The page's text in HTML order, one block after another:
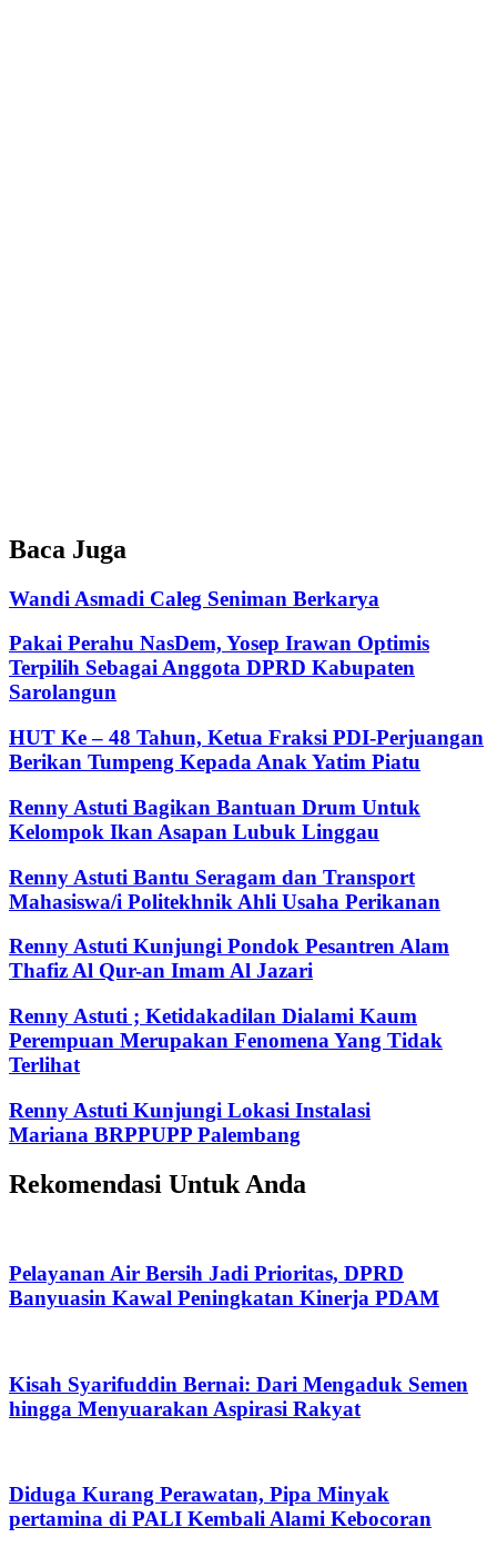
Baca Juga
Wandi Asmadi Caleg Seniman Berkarya
Pakai Perahu NasDem, Yosep Irawan Optimis
Terpilih Sebagai Anggota DPRD Kabupaten
Sarolangun
HUT Ke – 48 Tahun, Ketua Fraksi PDI-Perjuangan
Berikan Tumpeng Kepada Anak Yatim Piatu
Renny Astuti Bagikan Bantuan Drum Untuk
Kelompok Ikan Asapan Lubuk Linggau
Renny Astuti Bantu Seragam dan Transport
Mahasiswa/i Politekhnik Ahli Usaha Perikanan
Renny Astuti Kunjungi Pondok Pesantren Alam
Thafiz Al Qur-an Imam Al Jazari
Renny Astuti ; Ketidakadilan Dialami Kaum
Perempuan Merupakan Fenomena Yang Tidak
Terlihat
Renny Astuti Kunjungi Lokasi Instalasi
Mariana BRPPUPP Palembang
Rekomendasi Untuk Anda
Pelayanan Air Bersih Jadi Prioritas, DPRD
Banyuasin Kawal Peningkatan Kinerja PDAM
Kisah Syarifuddin Bernai: Dari Mengaduk Semen
hingga Menyuarakan Aspirasi Rakyat
Diduga Kurang Perawatan, Pipa Minyak
pertamina di PALI Kembali Alami Kebocoran